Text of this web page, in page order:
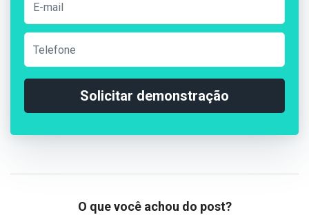
Solicitar demonstração
O que você achou do post?